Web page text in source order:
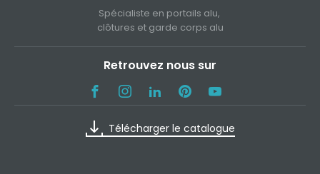
Spécialiste en portails alu,
clôtures et garde corps alu
Retrouvez nous sur
Télécharger le catalogue